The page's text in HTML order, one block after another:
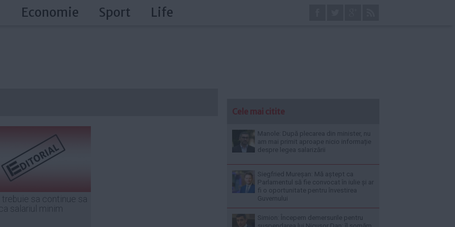
Economie Sport Life
sa continue sa
salariul minim
Cele mai citite
Manole: După plecarea din minister, nu
am mai primit aproape nicio informație
despre legea salarizării
Siegfried Mureșan: Mă aștept ca
Parlamentul să fie convocat în iulie și ar
fi o oportunitate pentru învestirea
Guvernului
Simion: Începem demersurile pentru